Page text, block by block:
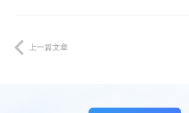
上一篇文章